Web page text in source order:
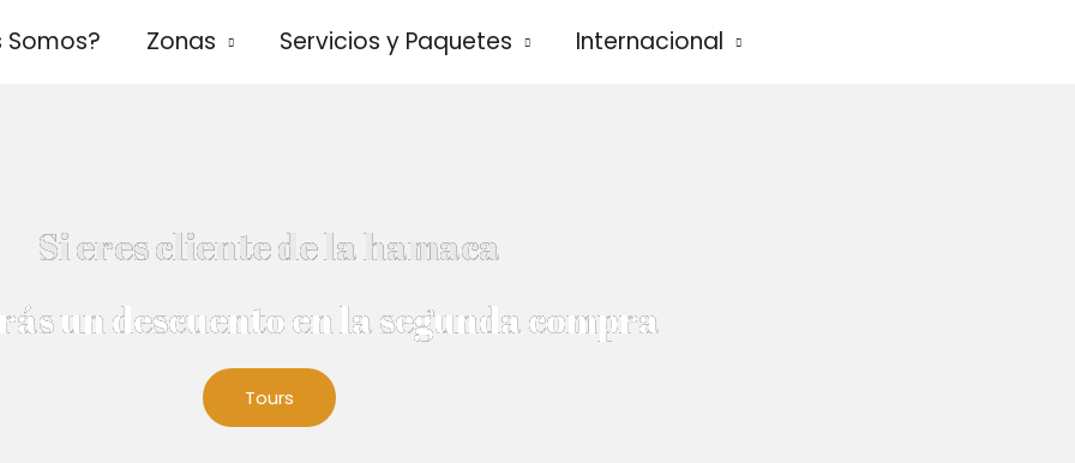
Somos? Zonas Servicios y Paquetes Internacional
Si eres cliente de la hamaca
un descuento en la segunda compra
Tours